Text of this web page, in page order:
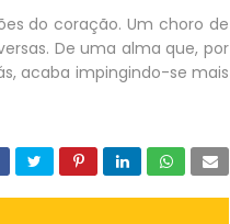
do coração. Um choro de
De uma alma que, por
acaba impingindo-se mais